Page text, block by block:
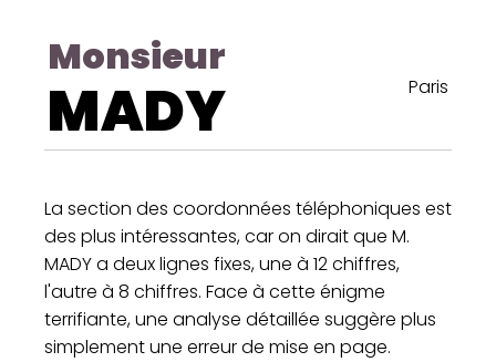
Monsieur
MADY Paris
La section des coordonnées téléphoniques est
des plus intéressantes, car on dirait que M.
MADY a deux lignes fixes, une à 12 chiffres,
l'autre à 8 chiffres. Face à cette énigme
terrifiante, une analyse détaillée suggère plus
simplement une erreur de mise en page.